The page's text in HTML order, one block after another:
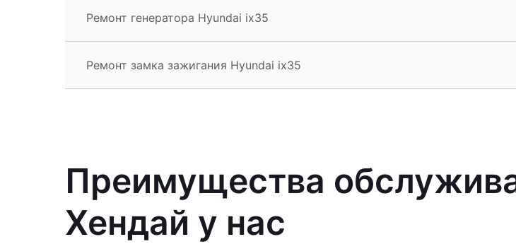
Ремонт генератора Hyundai ix35
Ремонт замка зажигания Hyundai ix35
Преимущества
Хендай у нас